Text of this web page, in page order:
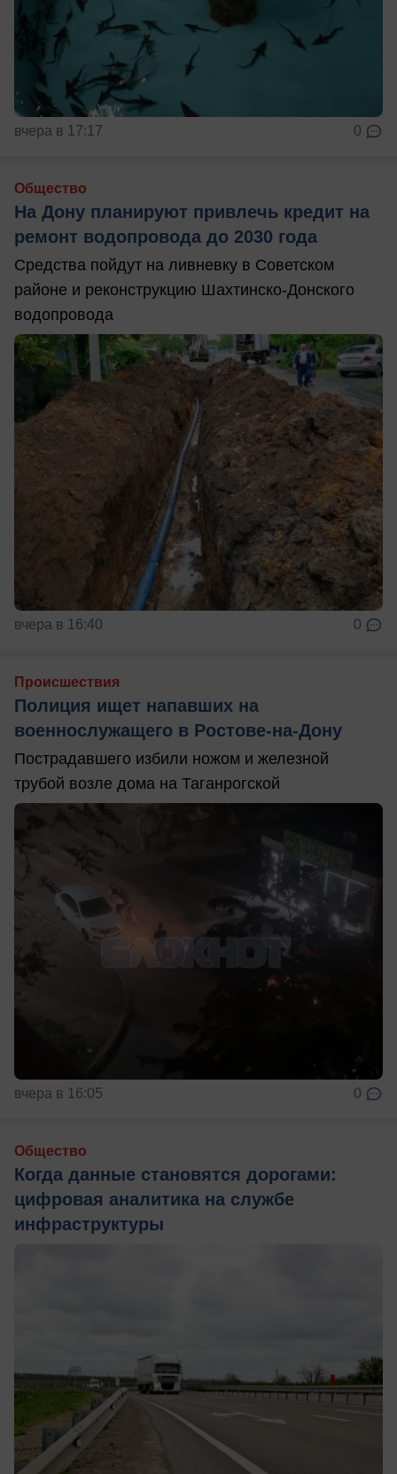
вчера в 17:17 0
Общество
На Дону планируют привлечь кредит на
ремонт водопровода до 2030 года
Средства пойдут на ливневку в Советском
районе и реконструкцию Шахтинско-Донского
водопровода
вчера в 16:40 0
Происшествия
Полиция ищет напавших на
военнослужащего в Ростове-на-Дону
Пострадавшего избили ножом и железной
трубой возле дома на Таганрогской
вчера в 16:05 0
Общество
Когда данные становятся дорогами:
цифровая аналитика на службе
инфраструктуры